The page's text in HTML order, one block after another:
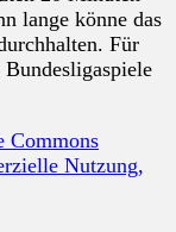
lange könne das
Für
Commons
Nutzung,